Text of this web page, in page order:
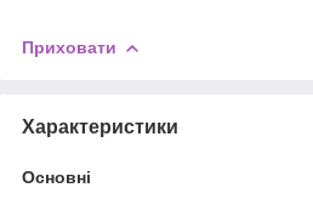
Приховати
Характеристики
Основні